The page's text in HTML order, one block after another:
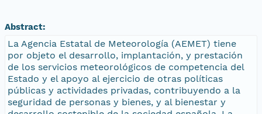
Abstract:
La Agencia Estatal de Meteorología (AEMET) tiene
por objeto el desarrollo, implantación, y prestación
de los servicios meteorológicos de competencia del
Estado y el apoyo al ejercicio de otras políticas
públicas y actividades privadas, contribuyendo a la
seguridad de personas y bienes, y al bienestar y